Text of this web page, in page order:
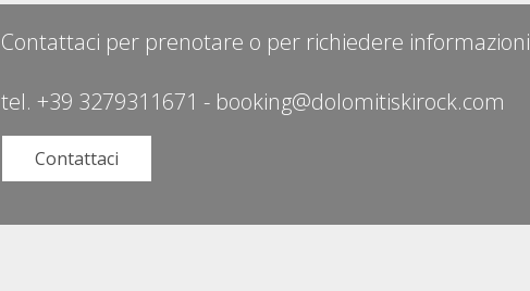
Contattaci per prenotare o per richiedere informazioni
tel.+39 3279311671 - booking@dolomitiskirock.com
Contattaci